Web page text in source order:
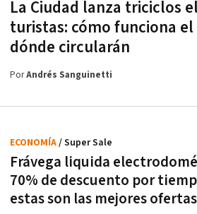
La Ciudad lanza triciclos
turistas: cómo funciona
dónde circularán
PorAndrés Sanguinetti
Frávega liquida
70% de descuento por
estas son las mejores ofertas
ECONOMÍA/ Super Sale